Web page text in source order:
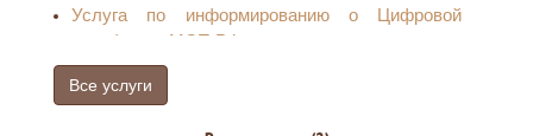
Услуга по информированию о Цифровой
платформе МСП.РФ
Все услуги